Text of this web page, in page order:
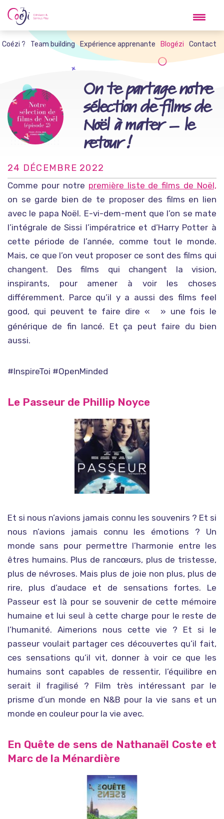
Skip
to
content
? Team building Expérience apprenante Blogézi Contact
On te partage notre
sélection de films de
Noël à mater – le
retour !
24 DÉCEMBRE 2022
Comme pour notre première liste de films de Noël,
on se garde bien de te proposer des films en lien
avec le papa Noël. E-vi-dem-ment que l’on se mate
l’intégrale de Sissi l’impératrice et d’Harry Potter à
cette période de l’année, comme tout le monde.
Mais, ce que l’on veut proposer ce sont des films qui
changent. Des films qui changent la vision,
inspirants, pour amener à voir les choses
différemment. Parce qu’il y a aussi des films feel
good, qui peuvent te faire dire «
» une fois le
générique de fin lancé. Et ça peut faire du bien
aussi.
#InspireToi #OpenMinded
Le Passeur de Phillip Noyce
Et si nous n’avions jamais connu les souvenirs ? Et si
nous n’avions jamais connu les émotions ? Un
monde sans pour permettre l’harmonie entre les
êtres humains. Plus de rancœurs, plus de tristesse,
plus de névroses. Mais plus de joie non plus, plus de
rire, plus d’audace et de sensations fortes. Le
Passeur est là pour se souvenir de cette mémoire
humaine et lui seul à cette charge pour le reste de
l’humanité. Aimerions nous cette vie ? Et si le
passeur voulait partager ces découvertes qu’il fait,
ces sensations qu’il vit, donner à voir ce que les
humains sont capables de ressentir, l’équilibre en
serait il fragilisé ? Film très intéressant par le
prisme d’un monde en N&B pour la vie sans et un
monde en couleur pour la vie avec.
En Quête de sens de Nathanaël Coste et
Marc de la Ménardière